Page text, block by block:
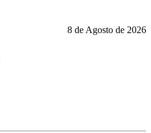
8 de Agosto de 2026